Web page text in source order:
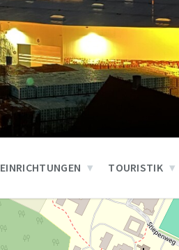
EINRICHTUNGEN TOURISTIK